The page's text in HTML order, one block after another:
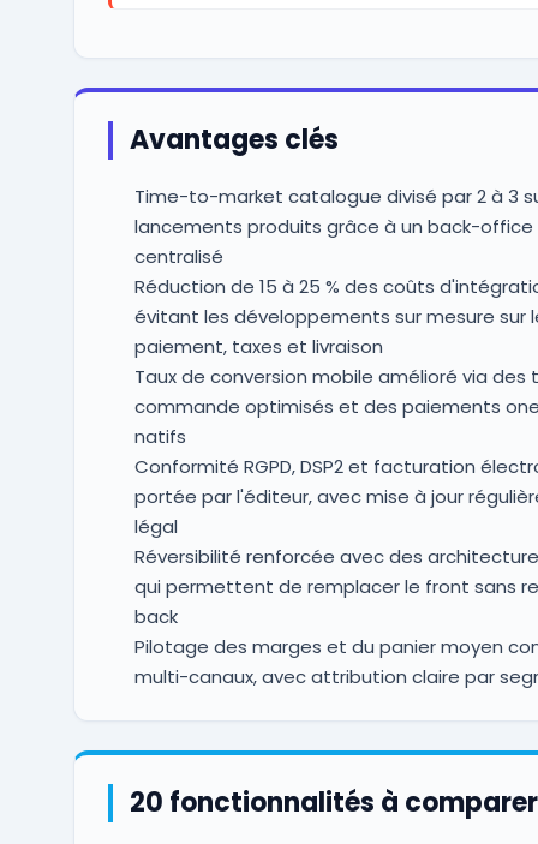
Avantages clés
Time-to-market catalogue divisé par 2 à 3
lancements produits grâce à un back-office
centralisé
Réduction de 15 à 25 % des coûts
évitant les développements sur mesure sur
paiement, taxes et livraison
Taux de conversion mobile amélioré via des
commande optimisés et des paiements
natifs
Conformité RGPD, DSP2 et facturation
portée par l'éditeur, avec mise à jour
légal
Réversibilité renforcée avec des
qui permettent de remplacer le front sans
back
Pilotage des marges et du panier moyen
multi-canaux, avec attribution claire par
20 fonctionnalités à comparer